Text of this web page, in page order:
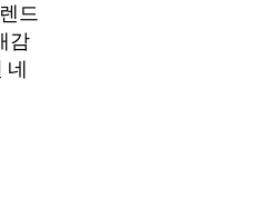
드
감
네